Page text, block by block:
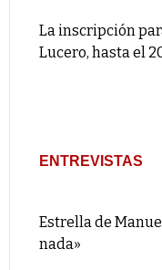
La inscripción
Lucero, hasta el
ENTREVISTAS
Estrella de
nada»